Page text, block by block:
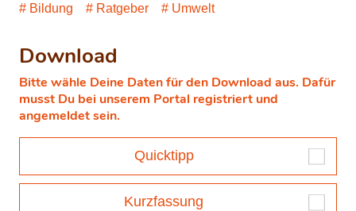
Bildung Ratgeber Umwelt
Download
Bitte wähle Deine Daten für den Download aus. Dafür
musst Du bei unserem Portal registriert und
angemeldet sein.
Quicktipp
Kurzfassung